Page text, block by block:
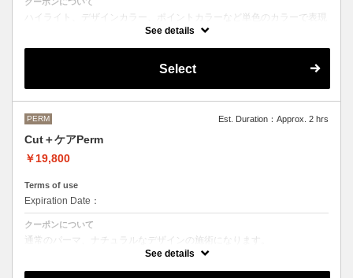
ハイライト、デザインカラー、ポイントカラーなど単色のカラーで表現
できないデザインをご希望の方はこちらのメニューをお選びください。
Aujuaシステムトリートメントを使った４ステップトリートメント＋マ
●トリートメントは髪質に合わせてご提案させていただいておりますの
●ご希望の色やカラー履歴、デザインによっては１度のブリーチでは表
現できない場合もございます。
●髪の長さにより別途ロング料金を頂戴いたします。
See details
Select
PERM Est. Duration：Approx. 2 hrs
Cut＋ケアPerm
￥19,800
Terms of use
Expiration Date：
クーポンについて
通常のパーマ、ナチュラルなデザインの施術になります。
カット＋パーマ（税込17,600円）＋OLAPLEX（税込2,200円）
OLAPLEXを使うことでダメージを軽減させ、髪にツヤ、はりを与えま
See details